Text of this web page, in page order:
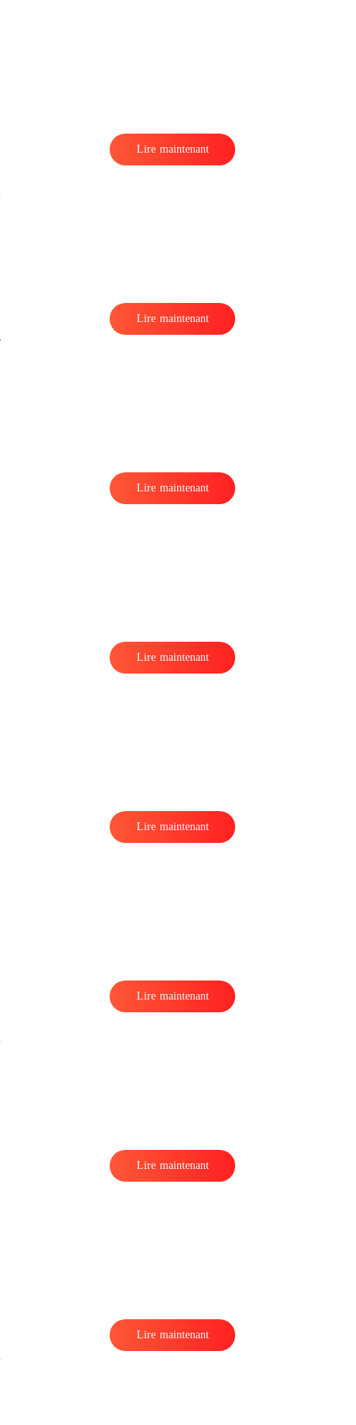
Lire maintenant
Lire maintenant
Lire maintenant
Lire maintenant
Lire maintenant
Lire maintenant
Lire maintenant
Lire maintenant